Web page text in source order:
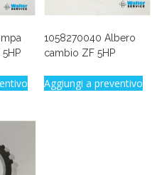
1058270040 Albero
cambio ZF 5HP
Aggiungi a preventivo